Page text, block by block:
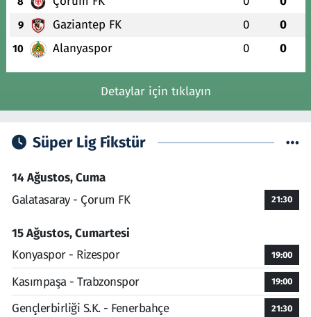
9 Gaziantep FK 0 0
10 Alanyaspor 0 0
Detaylar için tıklayın
Süper Lig Fikstür
14 Ağustos, Cuma
Galatasaray - Çorum FK
21:30
15 Ağustos, Cumartesi
Konyaspor - Rizespor
19:00
Kasımpaşa - Trabzonspor 19:00
Gençlerbirliği S.K. - Fenerbahçe 21:30